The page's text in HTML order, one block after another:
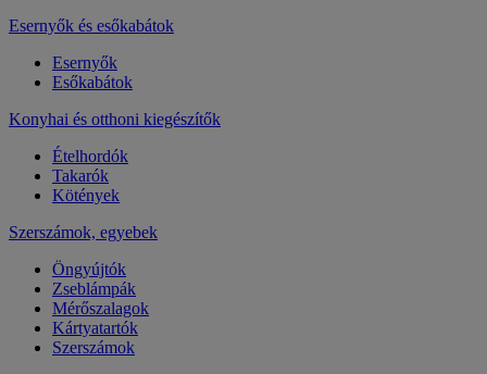
Esernyők és esőkabátok
Esernyők
Esőkabátok
Konyhai és otthoni kiegészítők
Ételhordók
Takarók
Kötények
Szerszámok, egyebek
Öngyújtók
Zseblámpák
Mérőszalagok
Kártyatartók
Szerszámok